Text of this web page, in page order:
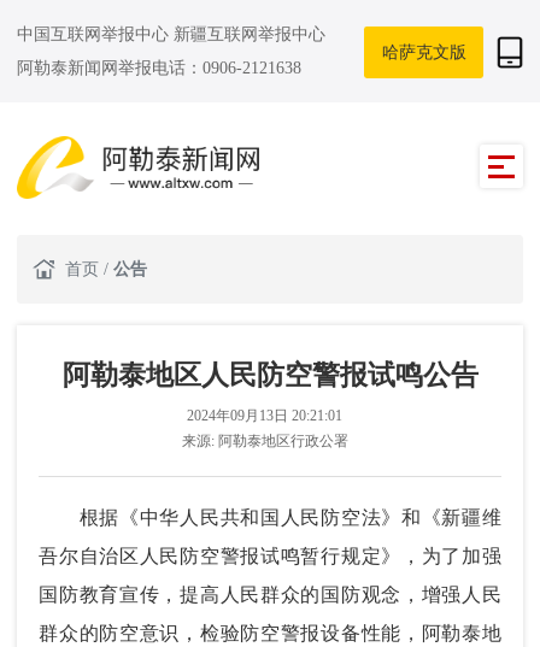
中国互联网举报中心 新疆互联网举报中心
阿勒泰新闻网举报电话：0906-2121638
哈萨克文版
首页 / 公告
阿勒泰地区人民防空警报试鸣公告
2024年09月13日 20:21:01
来源: 阿勒泰地区行政公署
根据《中华人民共和国人民防空法》和《新疆维
吾尔自治区人民防空警报试鸣暂行规定》，为了加强
国防教育宣传，提高人民群众的国防观念，增强人民
群众的防空意识，检验防空警报设备性能，阿勒泰地